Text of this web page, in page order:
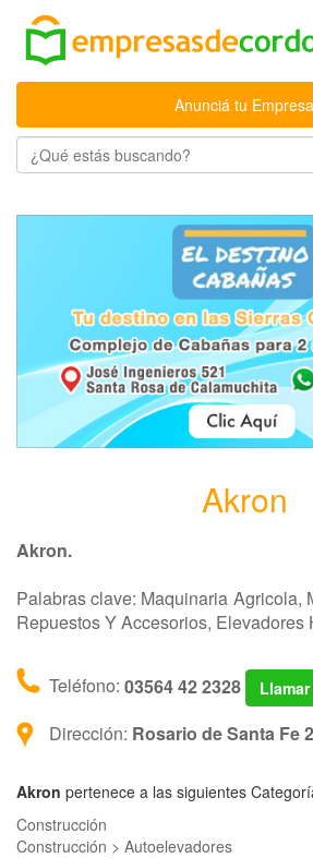
Anunciá tu Empresa
Akron
Akron.
Palabras clave: Maquinaria Agricola,
Repuestos Y Accesorios, Elevadores
Teléfono: 03564 42 2328
Dirección: Rosario de Santa Fe
Akron pertenece a las siguientes
Construcción
Construcción > Autoelevadores